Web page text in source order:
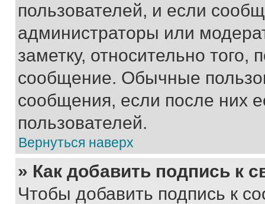
пользователей, и если
администраторы или
заметку, относительно
сообщение. Обычные
сообщения, если после них
пользователей.
Вернуться наверх
» Как добавить подпись к
Чтобы добавить подпись к